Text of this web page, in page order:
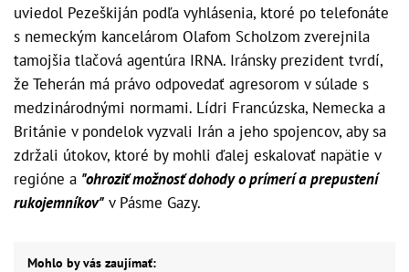
uviedol Pezeškiján podľa vyhlásenia, ktoré po telefonáte
s nemeckým kancelárom Olafom Scholzom zverejnila
tamojšia tlačová agentúra IRNA. Iránsky prezident tvrdí,
že Teherán má právo odpovedať agresorom v súlade s
medzinárodnými normami. Lídri Francúzska, Nemecka a
Británie v pondelok vyzvali Irán a jeho spojencov, aby sa
zdržali útokov, ktoré by mohli ďalej eskalovať napätie v
regióne a "ohroziť možnosť dohody o prímerí a prepustení
rukojemníkov" v Pásme Gazy.
Mohlo by vás zaujímať: